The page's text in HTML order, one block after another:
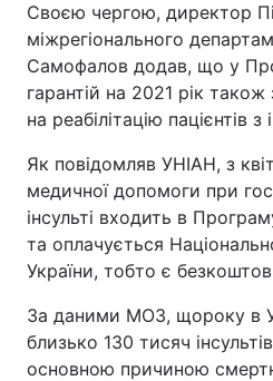
Своєю чергою, директор
міжрегіонального
Самофалов додав, що у
гарантій на 2021 рік
на реабілітацію пацієнтів з
Як повідомляв УНІАН, з
медичної допомоги при
інсульті входить в
та оплачується
України, тобто є
За даними МОЗ, щороку в
близько 130 тисяч
основною причиною